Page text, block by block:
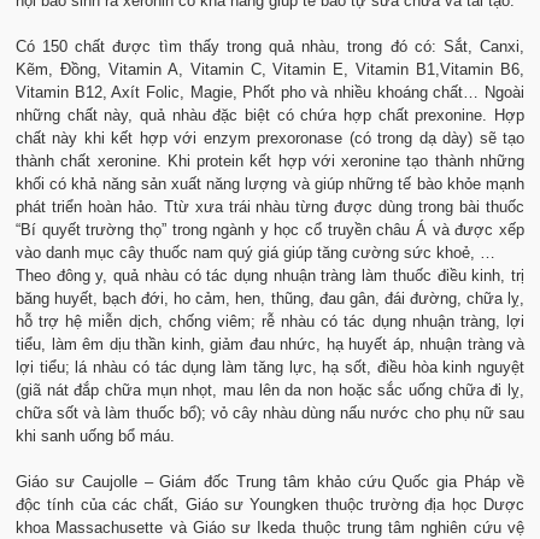
Có 150 chất được tìm thấy trong quả nhàu, trong đó có: Sắt, Canxi,
Kẽm, Đồng, Vitamin A, Vitamin C, Vitamin E, Vitamin B1,Vitamin B6,
Vitamin B12, Axít Folic, Magie, Phốt pho và nhiều khoáng chất… Ngoài
những chất này, quả nhàu đặc biệt có chứa hợp chất prexonine. Hợp
chất này khi kết hợp với enzym prexoronase (có trong dạ dày) sẽ tạo
thành chất xeronine. Khi protein kết hợp với xeronine tạo thành những
khối có khả năng sản xuất năng lượng và giúp những tế bào khỏe mạnh
phát triển hoàn hảo. Ttừ xưa trái nhàu từng được dùng trong bài thuốc
“Bí quyết trường thọ” trong ngành y học cổ truyền châu Á và được xếp
vào danh mục cây thuốc nam quý giá giúp tăng cường sức khoẻ, …
Theo đông y, quả nhàu có tác dụng nhuận tràng làm thuốc điều kinh, trị
băng huyết, bạch đới, ho cảm, hen, thũng, đau gân, đái đường, chữa lỵ,
hỗ trợ hệ miễn dịch, chống viêm; rễ nhàu có tác dụng nhuận tràng, lợi
tiểu, làm êm dịu thần kinh, giảm đau nhức, hạ huyết áp, nhuận tràng và
lợi tiểu; lá nhàu có tác dụng làm tăng lực, hạ sốt, điều hòa kinh nguyệt
(giã nát đắp chữa mụn nhọt, mau lên da non hoặc sắc uống chữa đi lỵ,
chữa sốt và làm thuốc bổ); vỏ cây nhàu dùng nấu nước cho phụ nữ sau
khi sanh uống bổ máu.
Giáo sư Caujolle – Giám đốc Trung tâm khảo cứu Quốc gia Pháp về
độc tính của các chất, Giáo sư Youngken thuộc trường địa học Dược
khoa Massachusette và Giáo sư Ikeda thuộc trung tâm nghiên cứu vệ